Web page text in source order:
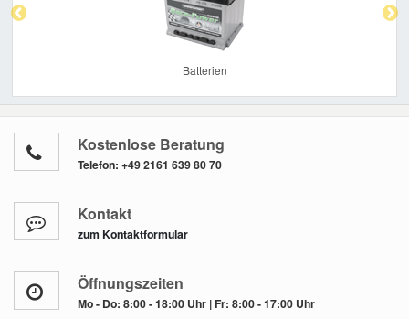
Batterien
Kostenlose Beratung
Telefon: +49 2161 639 80 70
Kontakt
zum Kontaktformular
Öffnungszeiten
Mo - Do: 8:00 - 18:00 Uhr | Fr: 8:00 - 17:00 Uhr